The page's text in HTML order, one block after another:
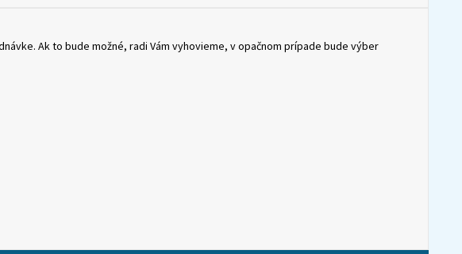
Ak to bude možné, radi Vám vyhovieme, v opačnom prípade bude výber